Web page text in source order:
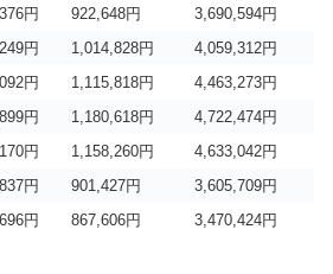
円 922,648円
3,690,594円
円 1,014,828円
4,059,312円
円 1,115,818円
4,463,273円
円 1,180,618円
4,722,474円
円 1,158,260円
4,633,042円
円 901,427円
3,605,709円
円 867,606円 3,470,424円